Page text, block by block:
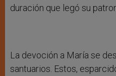
duración que legó su
La devoción a María se
santuarios. Estos,